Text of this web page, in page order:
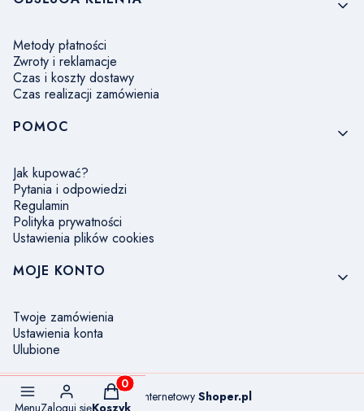
Metody płatności
Zwroty i reklamacje
Czas i koszty dostawy
Czas realizacji zamówienia
POMOC
Jak kupować?
Pytania i odpowiedzi
Regulamin
Polityka prywatności
Ustawienia plików cookies
MOJE KONTO
Twoje zamówienia
Ustawienia konta
Ulubione
Sklep internetowy Shoper.pl
MenuZaloguj się
Produkty w koszyku: 0. Zobacz szczegóły
Koszyk